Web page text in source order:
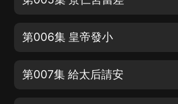
第006集 皇帝發小
第007集 給太后請安